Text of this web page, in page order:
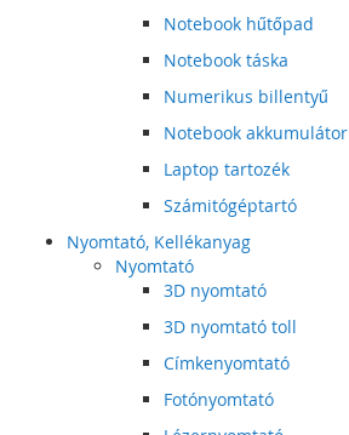
Notebook hűtőpad
Notebook táska
Numerikus billentyű
Notebook akkumulátor
Laptop tartozék
Számitógéptartó
Nyomtató, Kellékanyag
Nyomtató
3D nyomtató
3D nyomtató toll
Címkenyomtató
Fotónyomtató